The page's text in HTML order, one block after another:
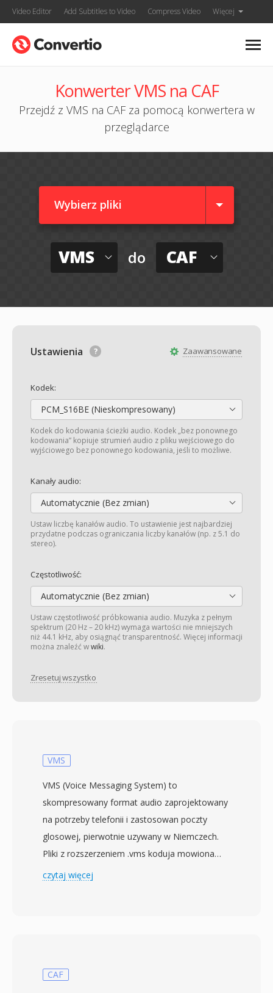
Video Editor Add Subtitles to Video Compress Video Więcej
Konwerter VMS na CAF
Przejdź z VMS na CAF za pomocą konwertera w
przeglądarce
Wybierz pliki
VMS do CAF
Zaawansowane
Ustawienia
Kodek:
PCM_S16BE (Nieskompresowany)
Kodek do kodowania ścieżki audio. Kodek „bez ponownego
kodowania” kopiuje strumień audio z pliku wejściowego do
wyjściowego bez ponownego kodowania, jeśli to możliwe.
Kanały audio:
Automatycznie (Bez zmian)
Ustaw liczbę kanałów audio. To ustawienie jest najbardziej
przydatne podczas ograniczania liczby kanałów (np. z 5.1 do
stereo).
Częstotliwość:
Automatycznie (Bez zmian)
Ustaw częstotliwość próbkowania audio. Muzyka z pełnym
spektrum (20 Hz – 20 kHz) wymaga wartości nie mniejszych
niż 44.1 kHz, aby osiągnąć transparentność. Więcej informacji
można znaleźć wwiki.
Zresetuj wszystko
VMS
VMS (Voice Messaging System) to
skompresowany format audio zaprojektowany
na potrzeby telefonii i zastosowan poczty
glosowej, pierwotnie uzywany w Niemczech.
Pliki z rozszerzeniem .vms koduja mowiona
zawartosc audio za pomoca modulacji delta ze
telefonii cyfrowej, i tworzy samoopisujace sie
czytaj więcej
CAF